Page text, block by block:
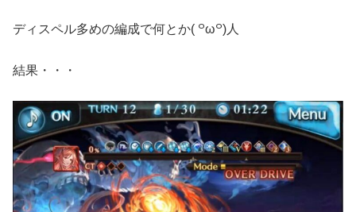
ディスペル多めの編成で何とか( ꒪ω꒪)人
結果・・・